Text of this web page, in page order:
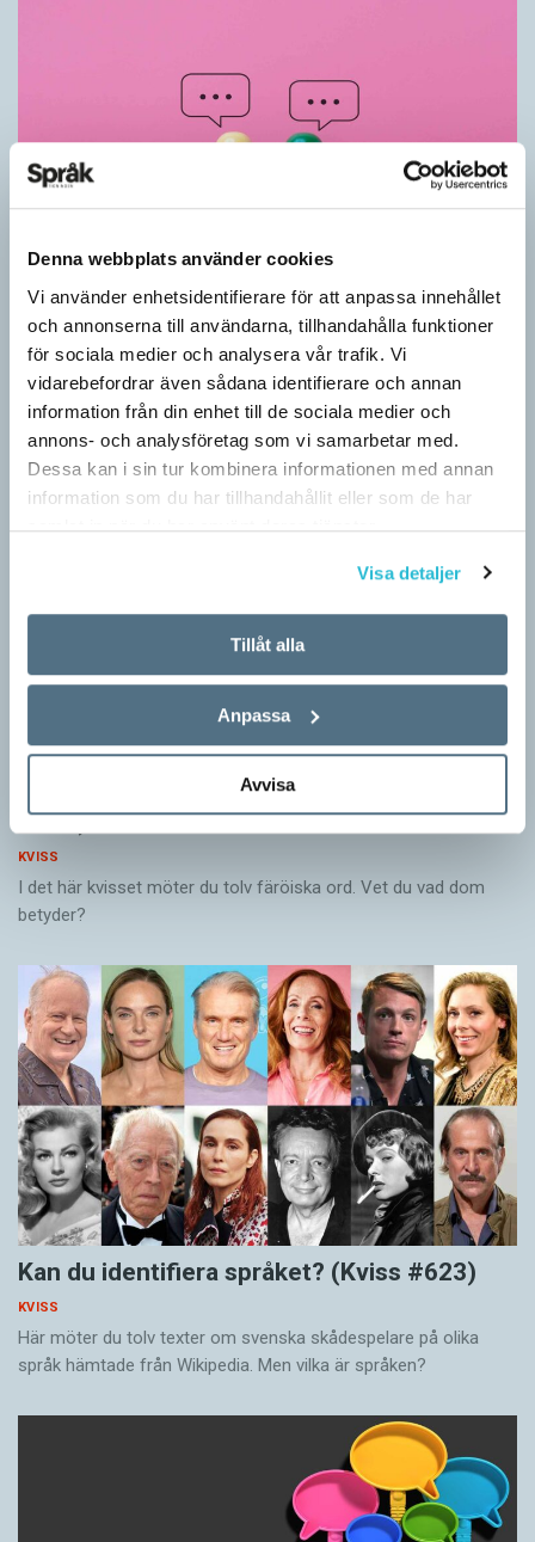
Denna webbplats använder cookies
Vi använder enhetsidentifierare för att anpassa innehållet
och annonserna till användarna, tillhandahålla funktioner
för sociala medier och analysera vår trafik. Vi
vidarebefordrar även sådana identifierare och annan
information från din enhet till de sociala medier och
annons- och analysföretag som vi samarbetar med.
Dessa kan i sin tur kombinera informationen med annan
information som du har tillhandahållit eller som de har
samlat in när du har använt deras tjänster.
Visa detaljer
Tillåt alla
Anpassa
Avvisa
Känner du till orden från SAOL? (Kviss
#625)
KVISS
Vet du vad dom här tolv svenska orden betyder? Dom rätta
svaren kommer från Svenska Akademiens ordlista.
Vet du vad färöiska orden betyder? (Kviss
#624)
KVISS
I det här kvisset möter du tolv färöiska ord. Vet du vad dom
betyder?
Kan du identifiera språket? (Kviss #623)
KVISS
Här möter du tolv texter om svenska skådespelare på olika
språk hämtade från Wikipedia. Men vilka är språken?